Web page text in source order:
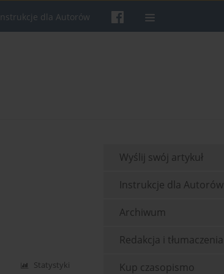
Instrukcje dla Autorów
Statystyki
Wyślij swój artykuł
Instrukcje dla Autorów
Archiwum
Redakcja i tłumaczenia
Kup czasopismo